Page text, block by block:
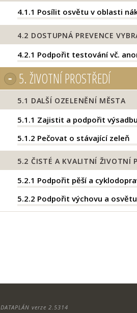
4.1.1 Posílit osvětu v oblasti
4.2 DOSTUPNÁ PREVENCE
4.2.1 Podpořit testování vč.
5. ŽIVOTNÍ PROSTŘEDÍ
5.1 DALŠÍ OZELENĚNÍ MĚSTA
5.1.1 Zajistit a podpořit
5.1.2 Pečovat o stávající zeleň
5.2 ČISTÉ A KVALITNÍ ŽIVOTNÍ
5.2.1 Podpořit pěší a
5.2.2 Podpořit výchovu a
DATAPLÁN verze 2.5314